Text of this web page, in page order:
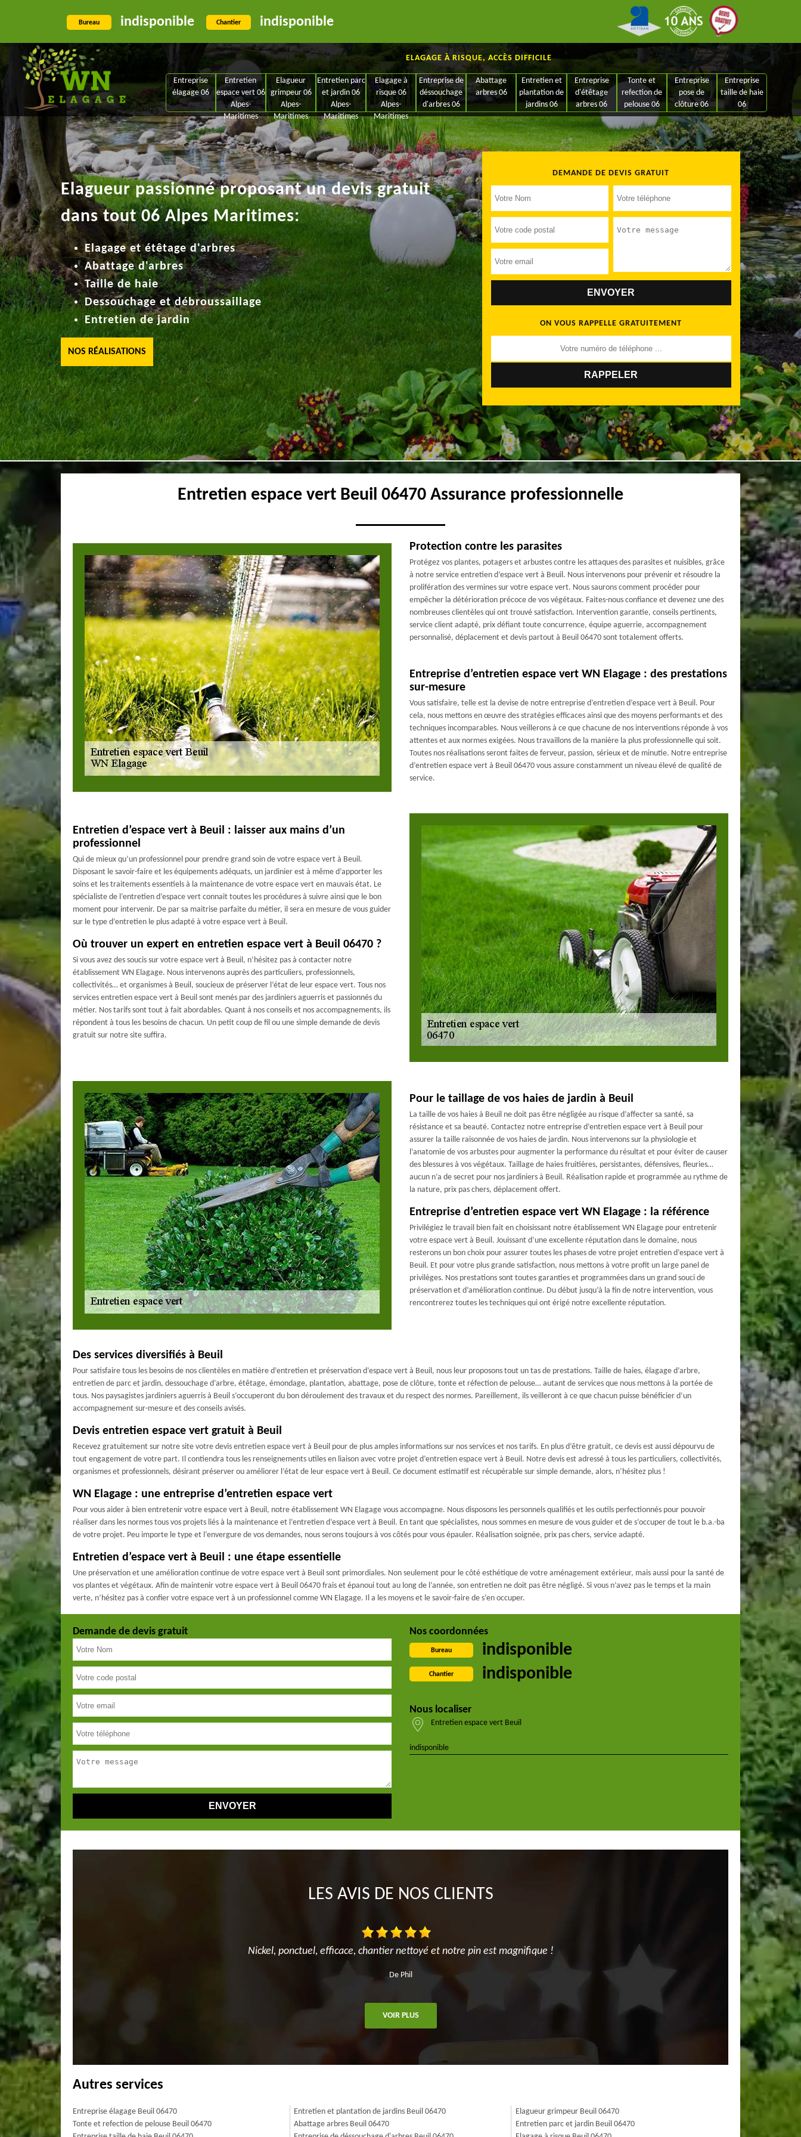
Bureau indisponible Chantier indisponible
ELAGAGE À RISQUE, ACCÈS DIFFICILE
Entreprise
élagage 06
Entretien
espace vert 06
Alpes-
Maritimes
Elagueur
grimpeur 06
Alpes-
Maritimes
Entretien parc
et jardin 06
Alpes-
Maritimes
Elagage à
risque 06
Alpes-
Maritimes
Entreprise de
déssouchage
d'arbres 06
Abattage
arbres 06
Entretien et
plantation de
jardins 06
Entreprise
d'étêtage
arbres 06
Tonte et
refection de
pelouse 06
Entreprise
pose de
clôture 06
Entreprise
taille de haie
06
DEMANDE DE DEVIS GRATUIT
ON VOUS RAPPELLE GRATUITEMENT
Elagueur passionné proposant un devis gratuit
dans tout 06 Alpes Maritimes:
Elagage et étêtage d'arbres
Abattage d'arbres
Taille de haie
Dessouchage et débroussaillage
Entretien de jardin
NOS RÉALISATIONS
Entretien espace vert Beuil 06470 Assurance professionnelle
Protection contre les parasites
Protégez vos plantes, potagers et arbustes contre les attaques des parasites et nuisibles, grâce
à notre service entretien d’espace vert à Beuil. Nous intervenons pour prévenir et résoudre la
prolifération des vermines sur votre espace vert. Nous saurons comment procéder pour
empêcher la détérioration précoce de vos végétaux. Faites-nous confiance et devenez une des
nombreuses clientèles qui ont trouvé satisfaction. Intervention garantie, conseils pertinents,
service client adapté, prix défiant toute concurrence, équipe aguerrie, accompagnement
personnalisé, déplacement et devis partout à Beuil 06470 sont totalement offerts.
Entreprise d’entretien espace vert WN Elagage : des prestations
sur-mesure
Vous satisfaire, telle est la devise de notre entreprise d’entretien d’espace vert à Beuil. Pour
cela, nous mettons en œuvre des stratégies efficaces ainsi que des moyens performants et des
techniques incomparables. Nous veillerons à ce que chacune de nos interventions réponde à vos
attentes et aux normes exigées. Nous travaillons de la manière la plus professionnelle qui soit.
Toutes nos réalisations seront faites de ferveur, passion, sérieux et de minutie. Notre entreprise
d’entretien espace vert à Beuil 06470 vous assure constamment un niveau élevé de qualité de
service.
Entretien d’espace vert à Beuil : laisser aux mains d’un
professionnel
Qui de mieux qu’un professionnel pour prendre grand soin de votre espace vert à Beuil.
Disposant le savoir-faire et les équipements adéquats, un jardinier est à même d’apporter les
soins et les traitements essentiels à la maintenance de votre espace vert en mauvais état. Le
spécialiste de l’entretien d’espace vert connait toutes les procédures à suivre ainsi que le bon
moment pour intervenir. De par sa maitrise parfaite du métier, il sera en mesure de vous guider
sur le type d’entretien le plus adapté à votre espace vert à Beuil.
Où trouver un expert en entretien espace vert à Beuil 06470 ?
Si vous avez des soucis sur votre espace vert à Beuil, n’hésitez pas à contacter notre
établissement WN Elagage. Nous intervenons auprès des particuliers, professionnels,
collectivités… et organismes à Beuil, soucieux de préserver l’état de leur espace vert. Tous nos
services entretien espace vert à Beuil sont menés par des jardiniers aguerris et passionnés du
métier. Nos tarifs sont tout à fait abordables. Quant à nos conseils et nos accompagnements, ils
répondent à tous les besoins de chacun. Un petit coup de fil ou une simple demande de devis
gratuit sur notre site suffira.
Pour le taillage de vos haies de jardin à Beuil
La taille de vos haies à Beuil ne doit pas être négligée au risque d’affecter sa santé, sa
résistance et sa beauté. Contactez notre entreprise d’entretien espace vert à Beuil pour
assurer la taille raisonnée de vos haies de jardin. Nous intervenons sur la physiologie et
l’anatomie de vos arbustes pour augmenter la performance du résultat et pour éviter de causer
des blessures à vos végétaux. Taillage de haies fruitières, persistantes, défensives, fleuries…
aucun n’a de secret pour nos jardiniers à Beuil. Réalisation rapide et programmée au rythme de
la nature, prix pas chers, déplacement offert.
Entreprise d’entretien espace vert WN Elagage : la référence
Privilégiez le travail bien fait en choisissant notre établissement WN Elagage pour entretenir
votre espace vert à Beuil. Jouissant d’une excellente réputation dans le domaine, nous
resterons un bon choix pour assurer toutes les phases de votre projet entretien d’espace vert à
Beuil. Et pour votre plus grande satisfaction, nous mettons à votre profit un large panel de
privilèges. Nos prestations sont toutes garanties et programmées dans un grand souci de
préservation et d’amélioration continue. Du début jusqu’à la fin de notre intervention, vous
rencontrerez toutes les techniques qui ont érigé notre excellente réputation.
Des services diversifiés à Beuil
Pour satisfaire tous les besoins de nos clientèles en matière d’entretien et préservation d’espace vert à Beuil, nous leur proposons tout un tas de prestations. Taille de haies, élagage d’arbre,
entretien de parc et jardin, dessouchage d’arbre, étêtage, émondage, plantation, abattage, pose de clôture, tonte et réfection de pelouse… autant de services que nous mettons à la portée de
tous. Nos paysagistes jardiniers aguerris à Beuil s’occuperont du bon déroulement des travaux et du respect des normes. Pareillement, ils veilleront à ce que chacun puisse bénéficier d’un
accompagnement sur-mesure et des conseils avisés.
Devis entretien espace vert gratuit à Beuil
Recevez gratuitement sur notre site votre devis entretien espace vert à Beuil pour de plus amples informations sur nos services et nos tarifs. En plus d’être gratuit, ce devis est aussi dépourvu de
tout engagement de votre part. Il contiendra tous les renseignements utiles en liaison avec votre projet d’entretien espace vert à Beuil. Notre devis est adressé à tous les particuliers, collectivités,
organismes et professionnels, désirant préserver ou améliorer l’état de leur espace vert à Beuil. Ce document estimatif est récupérable sur simple demande, alors, n’hésitez plus !
WN Elagage : une entreprise d’entretien espace vert
Pour vous aider à bien entretenir votre espace vert à Beuil, notre établissement WN Elagage vous accompagne. Nous disposons les personnels qualifiés et les outils perfectionnés pour pouvoir
réaliser dans les normes tous vos projets liés à la maintenance et l’entretien d’espace vert à Beuil. En tant que spécialistes, nous sommes en mesure de vous guider et de s’occuper de tout le b.a.-ba
de votre projet. Peu importe le type et l’envergure de vos demandes, nous serons toujours à vos côtés pour vous épauler. Réalisation soignée, prix pas chers, service adapté.
Entretien d’espace vert à Beuil : une étape essentielle
Une préservation et une amélioration continue de votre espace vert à Beuil sont primordiales. Non seulement pour le côté esthétique de votre aménagement extérieur, mais aussi pour la santé de
vos plantes et végétaux. Afin de maintenir votre espace vert à Beuil 06470 frais et épanoui tout au long de l’année, son entretien ne doit pas être négligé. Si vous n’avez pas le temps et la main
verte, n’hésitez pas à confier votre espace vert à un professionnel comme WN Elagage. Il a les moyens et le savoir-faire de s’en occuper.
Demande de devis gratuit Nos coordonnées
Bureau indisponible
Chantier indisponible
Nous localiser
Entretien espace vert Beuil
indisponible
LES AVIS DE NOS CLIENTS
Nickel, ponctuel, efficace, chantier nettoyé et notre pin est magnifique !
De Phil
VOIR PLUS
Autres services
Entreprise élagage Beuil 06470
Tonte et refection de pelouse Beuil 06470
Entretien et plantation de jardins Beuil 06470
Abattage arbres Beuil 06470
Elagueur grimpeur Beuil 06470
Entretien parc et jardin Beuil 06470